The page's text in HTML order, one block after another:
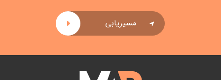
مسیریابی